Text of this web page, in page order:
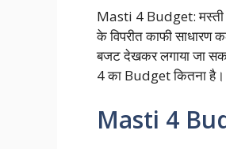
Masti 4 Budget: मस्ती
के विपरीत काफी साधारण
बजट देखकर लगाया जा
4 का Budget कितना है।
Masti 4